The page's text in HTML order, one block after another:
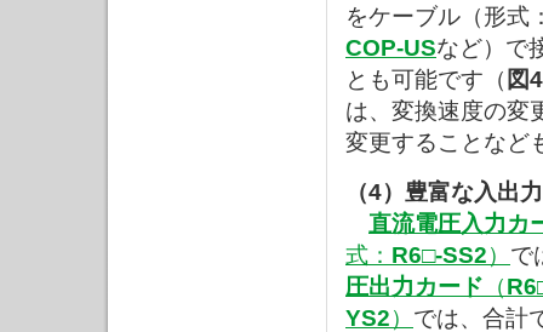
をケーブル（形式
COP-USなど）で
とも可能です（ 図4
は、変換速度の変
変更することなど
（4）豊富な入出
直流電圧入力カ
式： R6□-SS2） で
圧出力カード （
YS2） では、合計